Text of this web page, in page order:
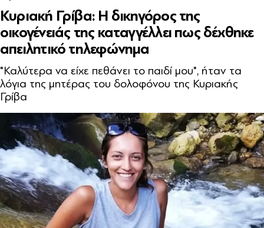
Κυριακή Γρίβα: Η δικηγόρος της
οικογένειάς της καταγγέλλει πως δέχθηκε
απειλητικό τηλεφώνημα
"Καλύτερα να είχε πεθάνει το παιδί μου", ήταν τα
λόγια της μητέρας του δολοφόνου της Κυριακής
Γρίβα